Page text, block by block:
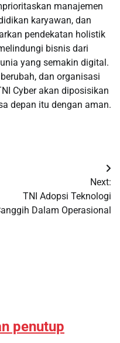
manajemen
karyawan, dan
pendekatan holistik
bisnis dari
yang semakin digital.
dan organisasi
Cyber ​​akan diposisikan
depan itu dengan aman.
Next:
TNI Adopsi Teknologi
Dalam Operasional
penutup